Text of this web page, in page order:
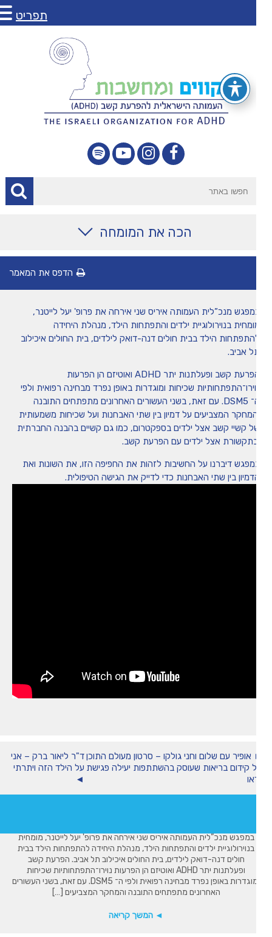
הכה את המומחה
מאמרים
טיפים
משחקים ופעילויות
הכה את המומחה
במפגש מנכ”לית העמותה איריס שני אירחה את פרופ' יעל לייטנר, מומחית
בנוירולוגיית ילדים והתפתחות הילד, מנהלת היחידה להתפתחות הילד בבית
חולים דנה-דואק לילדים, בית החולים איכילוב תל אביב. הפרעת קשב
ופעלתנות יתר ADHD ואוטיזם הן הפרעות נוירו־התפתחותיות שכיחות
ומוגדרות באופן נפרד מבחינה רפואית ולפי ה־ DSM5. עם זאת, בשני העשורים
האחרונים מתפתחים התובנה והמחקר המצביעים […]
◄ המשך קריאה
הדפס את המאמר
מנכ”לית העמותה איריס שני אירחה את פרופ' יעל לייטנר,
בנוירולוגיית ילדים והתפתחות הילד, מנהלת היחידה
הילד בבית חולים דנה-דואק לילדים, בית החולים איכילוב
אביב.
הפרעת קשב ופעלתנות יתר ADHD ואוטיזם הן הפרעות
שכיחות ומוגדרות באופן נפרד מבחינה רפואית ולפי
ה־ DSM5. עם זאת, בשני העשורים האחרונים מתפתחים התובנה
המצביעים על דמיון בין שתי האבחנות ועל שכיחות משמעותית
קשיי קשב אצל ילדים בספקטרום, כמו גם קשיים בהבנה החברתית
אצל ילדים עם הפרעת קשב.
דיברנו על החשיבות לזהות את החפיפה הזו, את השונות ואת
בין שתי האבחנות כדי לדייק את הגישה הטיפולית.
עם שלום וחני גולקו – סרטון מעולם התוכן
קידום בריאות שעוסק בהשתתפות יעילה פגישת
ד"ר ליאור ברק – אני
על הילד הזה ויתרתי
תפריט